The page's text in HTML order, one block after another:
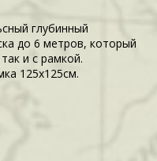
глубинный
до 6 метров, который
и с рамкой.
125х125см.